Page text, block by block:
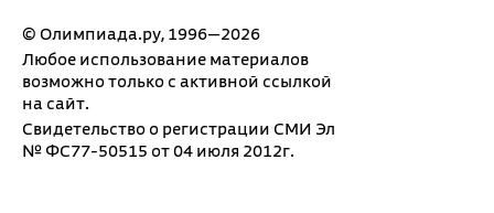
© Олимпиада.ру, 1996—2026
Любое использование материалов
возможно только с активной ссылкой
на сайт.
Свидетельство о регистрации СМИ Эл
№ ФС77-50515 от 04 июля 2012г.